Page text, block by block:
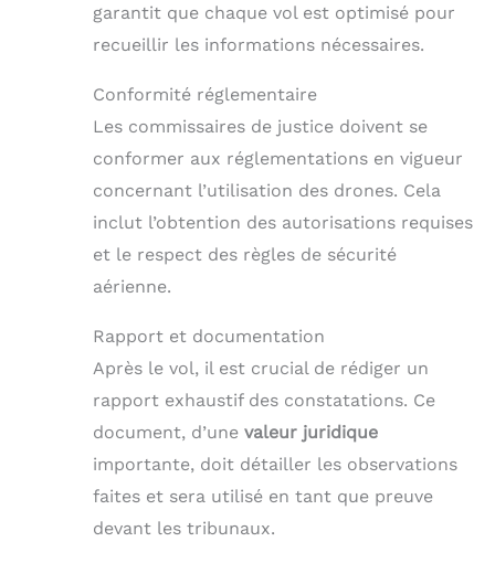
garantit que chaque vol est optimisé pour
recueillir les informations nécessaires.
Conformité réglementaire
Les commissaires de justice doivent se
conformer aux réglementations en vigueur
concernant l’utilisation des drones. Cela
inclut l’obtention des autorisations requises
et le respect des règles de sécurité
aérienne.
Rapport et documentation
Après le vol, il est crucial de rédiger un
rapport exhaustif des constatations. Ce
document, d’une valeur juridique
importante, doit détailler les observations
faites et sera utilisé en tant que preuve
devant les tribunaux.